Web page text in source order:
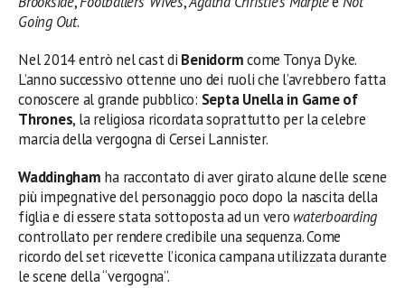
Going Out.
Nel 2014 entrò nel cast di Benidormcome Tonya Dyke.
L’anno successivo ottenne uno dei ruoli che l’avrebbero fatta
conoscere al grande pubblico: Septa Unella in Game of
Thrones, la religiosa ricordata soprattutto per la celebre
marcia della vergogna di Cersei Lannister.
Waddingham ha raccontato di aver girato alcune delle scene
più impegnative del personaggio poco dopo la nascita della
figlia e di essere stata sottoposta ad un vero waterboarding
controllato per rendere credibile una sequenza. Come
ricordo del set ricevette l’iconica campana utilizzata durante
le scene della “vergogna”.